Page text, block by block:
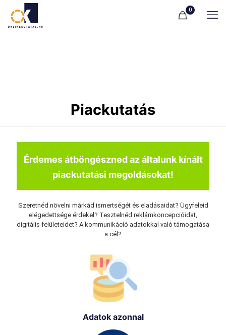
0
Piackutatás
Érdemes átböngészned az általunk kínált
piackutatási megoldásokat!
Szeretnéd növelni márkád ismertségét és eladásaidat? Ügyfeleid
elégedettsége érdekel? Tesztelnéd reklámkoncepcióidat,
digitális felületeidet? A kommunikáció adatokkal való támogatása
a cél?
Adatok azonnal